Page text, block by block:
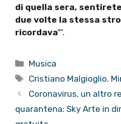
di quella sera,
due volte la stessa
ricordava’“.
Categorie
Musica
Tag
Cristiano Malgioglio,
Coronavirus, un altro
quarantena: Sky Arte in